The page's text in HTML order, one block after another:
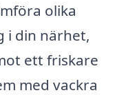
olika
i din närhet,
ett friskare
med vackra